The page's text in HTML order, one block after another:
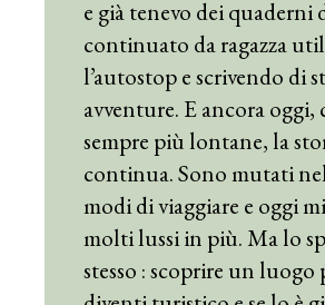
e già tenevo dei quaderni
continuato da ragazza
l’autostop e scrivendo di
avventure. E ancora oggi,
sempre più lontane, la
continua. Sono mutati
modi di viaggiare e oggi
molti lussi in più. Ma lo
stesso : scoprire un luogo